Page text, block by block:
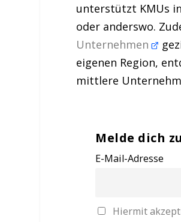
unterstützt KMUs
oder anderswo.
Unternehmen
eigenen Region,
mittlere
Melde dich
E-Mail-Adresse
Hiermit